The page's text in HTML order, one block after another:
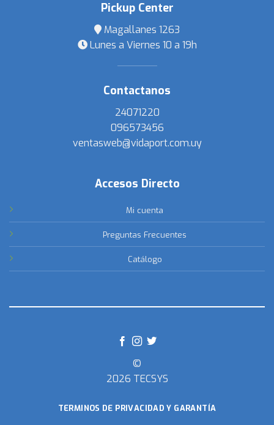
Pickup Center
Magallanes 1263
Lunes a Viernes 10 a 19h
Contactanos
24071220
096573456
ventasweb@vidaport.com.uy
Accesos Directo
Mi cuenta
Preguntas Frecuentes
Catálogo
©
2026 TECSYS
TERMINOS DE PRIVACIDAD Y GARANTÍA